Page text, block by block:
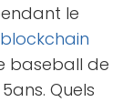
le
blockchain
baseball de
Quels